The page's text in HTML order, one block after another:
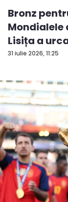
31 iulie 2026, 11:25
Bronz
Mondialele
Lisița a